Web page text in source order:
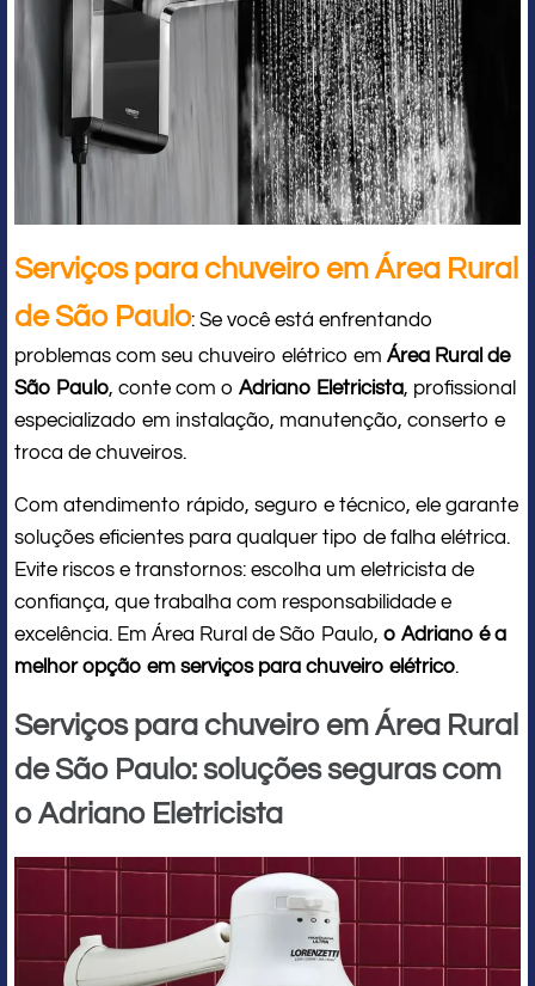
Serviços para chuveiro em Área Rural
de São Paulo: Se você está enfrentando
problemas com seu chuveiro elétrico em Área Rural de
São Paulo, conte com o Adriano Eletricista, profissional
especializado em instalação, manutenção, conserto e
troca de chuveiros.
Com atendimento rápido, seguro e técnico, ele garante
soluções eficientes para qualquer tipo de falha elétrica.
Evite riscos e transtornos: escolha um eletricista de
confiança, que trabalha com responsabilidade e
excelência. Em Área Rural de São Paulo, o Adriano é a
melhor opção em serviços para chuveiro elétrico.
Serviços para chuveiro em Área Rural
de São Paulo: soluções seguras com
o Adriano Eletricista